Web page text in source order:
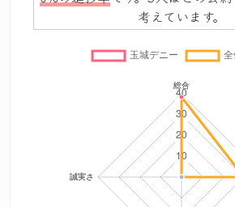
考えています。